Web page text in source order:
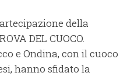
della
DEL CUOCO.
e Ondina, con il cuoco
hanno sfidato la